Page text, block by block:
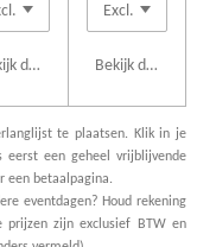
details Bekijk details
te plaatsen. Klik in je
eerst een geheel vrijblijvende
een betaalpagina.
eventdagen? Houd rekening
prijzen zijn exclusief BTW en